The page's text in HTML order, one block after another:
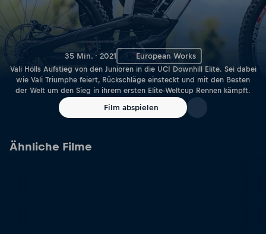
35 Min. · 2021 European Works
Vali Hölls Aufstieg von den Junioren in die UCI Downhill Elite. Sei dabei
wie Vali Triumphe feiert, Rückschläge einsteckt und mit den Besten
der Welt um den Sieg in ihrem ersten Elite-Weltcup Rennen kämpft.
Film abspielen
Ähnliche Filme